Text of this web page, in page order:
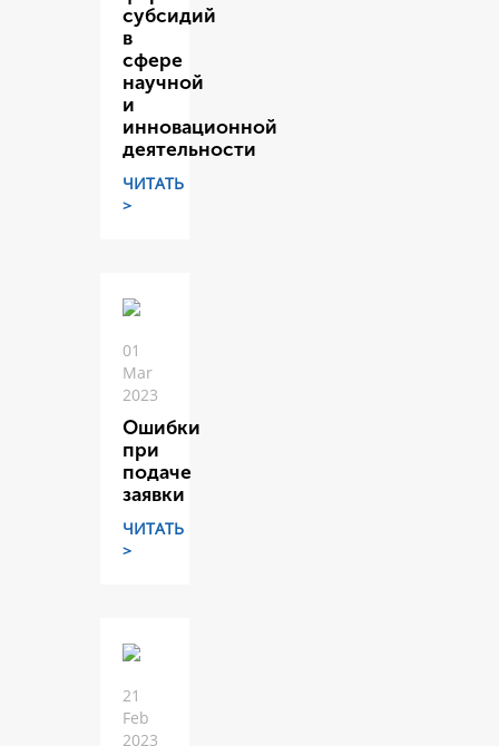
субсидий
в
сфере
научной
и
инновационной
деятельности
ЧИТАТЬ
>
01
Mar
2023
Ошибки
при
подаче
заявки
ЧИТАТЬ
>
21
Feb
2023